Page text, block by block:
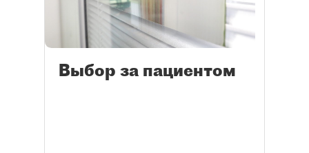
Выбор за пациентом